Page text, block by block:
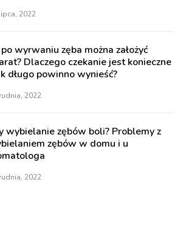
2022
wyrwaniu zęba można założyć
Dlaczego czekanie jest konieczne
długo powinno wynieść?
2022
wybielanie zębów boli? Problemy z
zębów w domu i u
2022